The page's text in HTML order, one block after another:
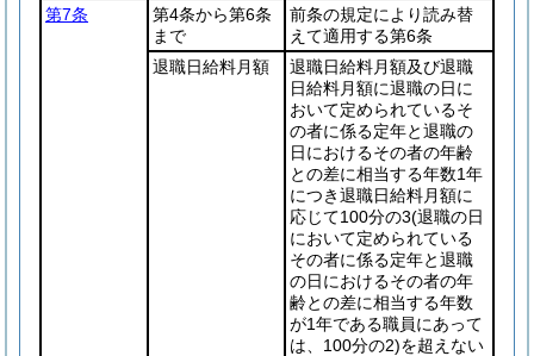
第7条
第4条から第6条
まで
前条の規定により読み替
えて適用する第6条
退職日給料月額
退職日給料月額及び退職
日給料月額に退職の日に
おいて定められているそ
の者に係る定年と退職の
日におけるその者の年齢
との差に相当する年数1年
につき退職日給料月額に
応じて100分の3(退職の日
において定められている
その者に係る定年と退職
の日におけるその者の年
齢との差に相当する年数
が1年である職員にあって
は、100分の2)を超えない